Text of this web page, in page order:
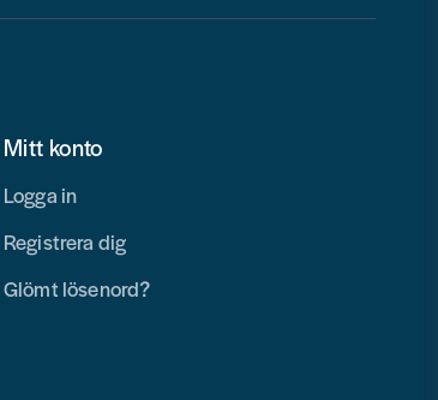
Mitt konto
Logga in
Registrera dig
Glömt lösenord?